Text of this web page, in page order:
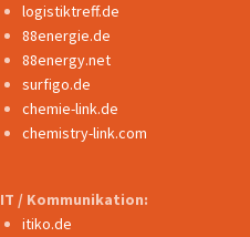
logistiktreff.de
88energie.de
88energy.net
surfigo.de
chemie-link.de
chemistry-link.com
IT / Kommunikation:
itiko.de